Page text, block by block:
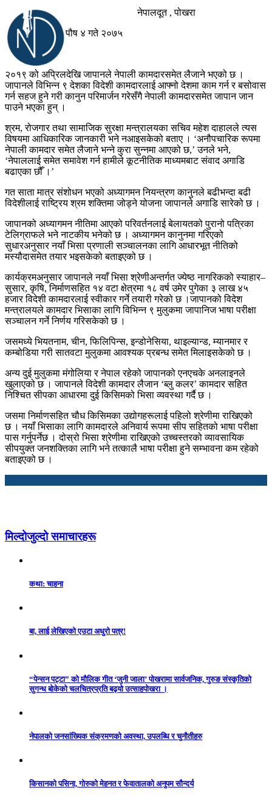
नेपालदूत , पोखरा
पौष ४ गते २०७५
२०१९ को अप्रिलदेखि जापानले नेपाली कामदारसमेत लैजाने भएको छ ।
जापानले विभिन्न ९ देशका विदेशी कामदारलाई आफ्नो देशमा काम गर्न र बसोवास
गर्न सहज हुने गरी कानुन परिमार्जन गरेसँगै नेपाली कामदारसमेत जापान जान
पाउने भएका हुन् ।
श्रम, रोजगार तथा सामाजिक सुरक्षा मन्त्रालयका सचिव महेश दाहालले त्यस
विषयमा आधिकारिक जानकारी भने नआइसकेको बताए । ‘अनौपचारिक रूपमा
नेपाली कामदार समेत लैजाने भन्ने कुरा सुन्नमा आएको छ,’ उनले भने,
‘नेपाललाई समेत समावेश गर्न हामीले कूटनीतिक माध्यमबाट संवाद अगाडि
बढाएका छौँ ।’
गत साता मात्र संशोधन भएको अध्यागमन नियन्त्रण कानुनले बढीभन्दा बढी
विदेशीलाई राष्ट्रिय श्रम शक्तिमा जोड्ने योजना जापानले अगाडि सारेको छ ।
जापानको अध्यागमन नीतिमा आएको परिवर्तनलाई बेलायतको पुरानो पत्रिका
टेलिग्राफले भने नाटकीय भनेको छ । अध्यागमन कानुनमा गरिएको
सुधारअनुसार नयाँ भिसा प्रणाली सञ्चालनका लागि आधारभूत नीतिको
मस्यौदासमेत तयार भइसकेको बताइएको छ ।
कार्यक्रमअनुसार जापानले नयाँ भिसा श्रेणीअन्तर्गत ज्येष्ठ नागरिकको स्याहार–
सुसार, कृषि, निर्माणसहित १४ वटा क्षेत्रमा १८ वर्ष उमेर पुगेका ३ लाख ४५
हजार विदेशी कामदारलाई स्वीकार गर्ने तयारी गरेको छ ।जापानको विदेश
मन्त्रालयले कामदार भिसाका लागि विभिन्न ९ मुलुकमा जापानिज भाषा परीक्षा
सञ्चालन गर्ने निर्णय गरिसकेको छ ।
जसमध्ये भियतनाम, चीन, फिलिपिन्स, इन्डोनेसिया, थाइल्यान्ड, म्यानमार र
कम्बोडिया गरी सातवटा मुलुकमा आवश्यक प्रबन्ध समेत मिलाइसकेको छ ।
अन्य दुई मुलुकमा मंगोलिया र नेपाल रहेको जापानको एनएचके अनलाइनले
खुलाएको छ । जापानले विदेशी कामदार लैजान ‘ब्लु कलर’ कामदार सहित
निश्चित सीपका आधारमा दुई किसिमको भिसा व्यवस्था गर्दै छ ।
जसमा निर्माणसहित चौध किसिमका उद्योगहरूलाई पहिलो श्रेणीमा राखिएको
छ । नयाँ भिसाका लागि कामदारले अनिवार्य रूपमा सीप सहितको भाषा परीक्षा
पास गर्नुपर्नेछ । दोस्रो भिसा श्रेणीमा राखिएको उच्चस्तरको व्यावसायिक
सीपयुक्त जनशक्तिका लागि भने तत्कालै भाषा परीक्षा हुने सम्भावना कम रहेको
बताइएको छ ।
मिल्दोजुल्दो समाचारहरू
कथा: चाहना
बा, लाई लेखिएको एउटा अधुरो पत्र!
“पेन्सन पट्टा” को मौलिक गीत ‘जुनी जाला’ पोखरामा सार्वजनिक, गुरुङ संस्कृतिको
सुगन्ध बोकेको चलचित्रप्रति बढ्यो उत्साहपोखरा ।
नेपालको जनसांख्यिक संक्रमणको अवस्था, उपलब्धि र चुनौतीहरु
किसानको पसिना, गोरुको मेहनत र फेवातालको अनुपम सौन्दर्य